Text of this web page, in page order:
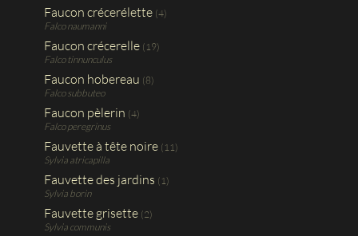
Faucon crécerélette (4)
Falco naumanni
Faucon crécerelle (19)
Falco tinnunculus
Faucon hobereau (8)
Falco subbuteo
Faucon pèlerin (4)
Falco peregrinus
Fauvette à tête noire (11)
Sylvia atricapilla
Fauvette des jardins (1)
Sylvia borin
Fauvette grisette (2)
Sylvia communis